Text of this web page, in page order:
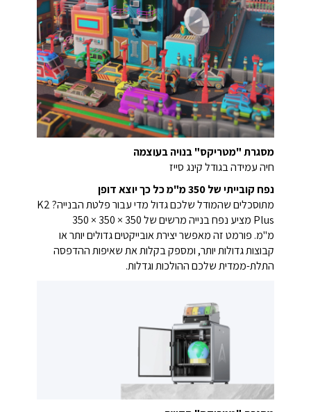
מסגרת "מטריקס" בנויה בעוצמה
חיה עמידה בגודל קינג סייז
נפח קובייתי של 350 מ"מ כל כך יוצא דופן
מתוסכלים שהמודל שלכם גדול מדי עבור פלטת הבנייה?K2
Plus מציע נפח בנייה מרשים של 350 × 350 × 350
מ"מ. פורמט זה מאפשר יצירת אובייקטים גדולים יותראו
קבוצות גדולות יותר, ומספק בקלות את שאיפות ההדפסה
התלת-ממדית שלכם ההולכות וגדלות.